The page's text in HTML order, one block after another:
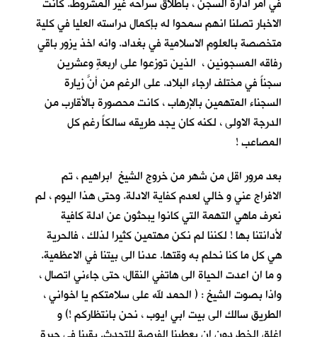
الاخبار تصلنا انهم سمحوا له بإكمال دراسته العليا في كلية
متخصصة بالعلوم الاسلامية في بغداد. وانه اخذ يزور باقي
رفاقه المسجونين ، الذين توزعوا على اربعةٍ وعشرين
سجناً في مختلف ارجاء البلاد. على الرغم من أنَّ زيارة
السجناء المتهمين بالإرهاب ، كانت محصورة بالأقارب من
الدرجة الاولى ، لكنه كان يجد طريقه سالكاً رغم كل
المصاعب !
بعد مرور اقل من شهر من خروج الشيخ ابراهيم ، تم
الافراج عني و خالي لعدم كفاية الادلة. وحتى هذا اليوم ، لم
نعرف ماهي التهمة التي كانوا يبحثون عن ادلة كافية
لأدانتنا بها ! لكننا لم نكن مهتمين كثيرا لذلك ، فالحرية
هي كل ما كنا نحلم به وقتها. عدنا الى بيتنا في الاعظمية.
و ما ان اعدت الحياة الى هاتفي النقال، حتى جاءني اتصال ،
واذا بصوت الشيخ : ( الحمد لله على سلامتكم يا اخواني ،
الطريق سالك الى بيت ابي ايوب ، نحن بانتظاركم !) و